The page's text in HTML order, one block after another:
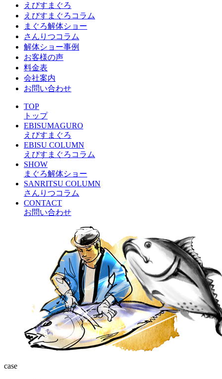
えびすまぐろ
えびすまぐろコラム
まぐろ解体ショー
さんりつコラム
解体ショー事例
お客様の声
料金表
会社案内
お問い合わせ
TOP
トップ
EBISUMAGURO
えびすまぐろ
EBISU COLUMN
えびすまぐろコラム
SHOW
まぐろ解体ショー
SANRITSU COLUMN
さんりつコラム
CONTACT
お問い合わせ
case